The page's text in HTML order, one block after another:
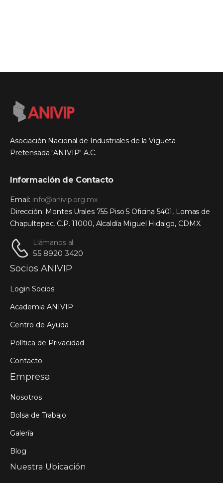
Asociación Nacional de Industriales de la Vigueta
Pretensada "ANIVIP" A.C.
Información de Contacto
Email: info@anivip.org.mx
Dirección: Montes Urales 755 Piso 5 Oficina 5401, Lomas de
Chapultepec, C.P. 11000, Alcaldía Miguel Hidalgo, CDMX.
Llámanos al:
55 8920 3420
Socios ANIVIP
Login Socios
Academia ANIVIP
Centro de Ayuda
Política de Privacidad
Contacto
Empresa
Nosotros
Bolsa de Trabajo
Galería
Blog
Nuestra Ubicación